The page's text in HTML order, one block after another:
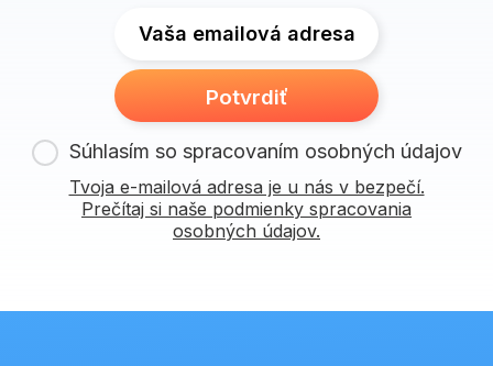
Vaša emailová adresa
Potvrdiť
Súhlasím so spracovaním osobných údajov
Tvoja e-mailová adresa je u nás v bezpečí.
Prečítaj si naše podmienky spracovania
osobných údajov.